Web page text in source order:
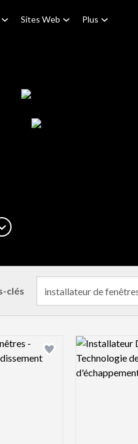
Sites Web Plus
clés
Add logo to shortlist
Logo preview